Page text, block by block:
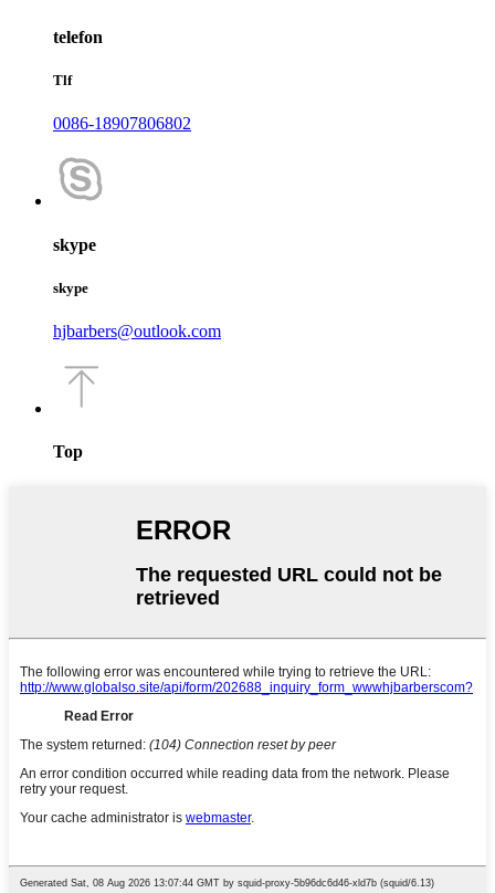
telefon
Tlf
0086-18907806802
skype
skype
hjbarbers@outlook.com
Top